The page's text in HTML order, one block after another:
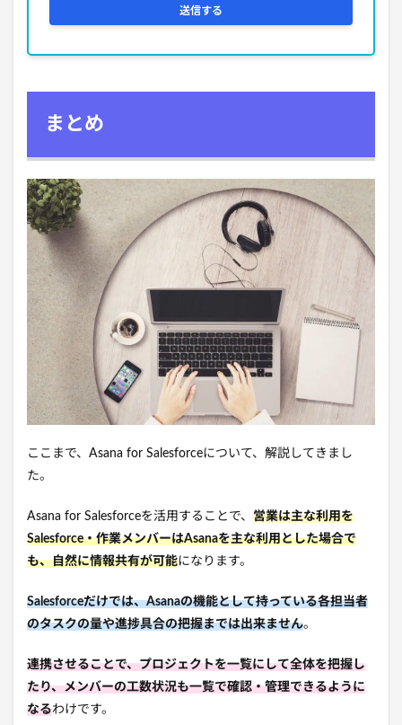
まとめ
ここまで、Asana for Salesforceについて、解説してきまし
た。
Asana for Salesforceを活用することで、 営業は主な利用を
Salesforce・作業メンバーはAsanaを主な利用とした場合で
も、自然に情報共有が可能になります。
Salesforceだけでは、Asanaの機能として持っている各担当者
のタスクの量や進捗具合の把握までは出来ません。
連携させることで、プロジェクトを一覧にして全体を把握し
たり、メンバーの工数状況も一覧で確認・管理できるように
なるわけです。